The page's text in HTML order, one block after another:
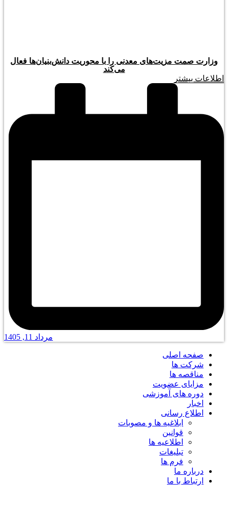
وزارت صمت مزیت‌های معدنی را با محوریت دانش‌بنیان‌ها فعال
می‌کند
اطلاعات بیشتر
مرداد 11, 1405
صفحه اصلی
شرکت ها
مناقصه ها
مزایای عضویت
دوره های آموزشی
اخبار
اطلاع رسانی
ابلاغیه ها و مصوبات
قوانین
اطلاعیه ها
تبلیغات
فرم ها
درباره ما
ارتباط با ما